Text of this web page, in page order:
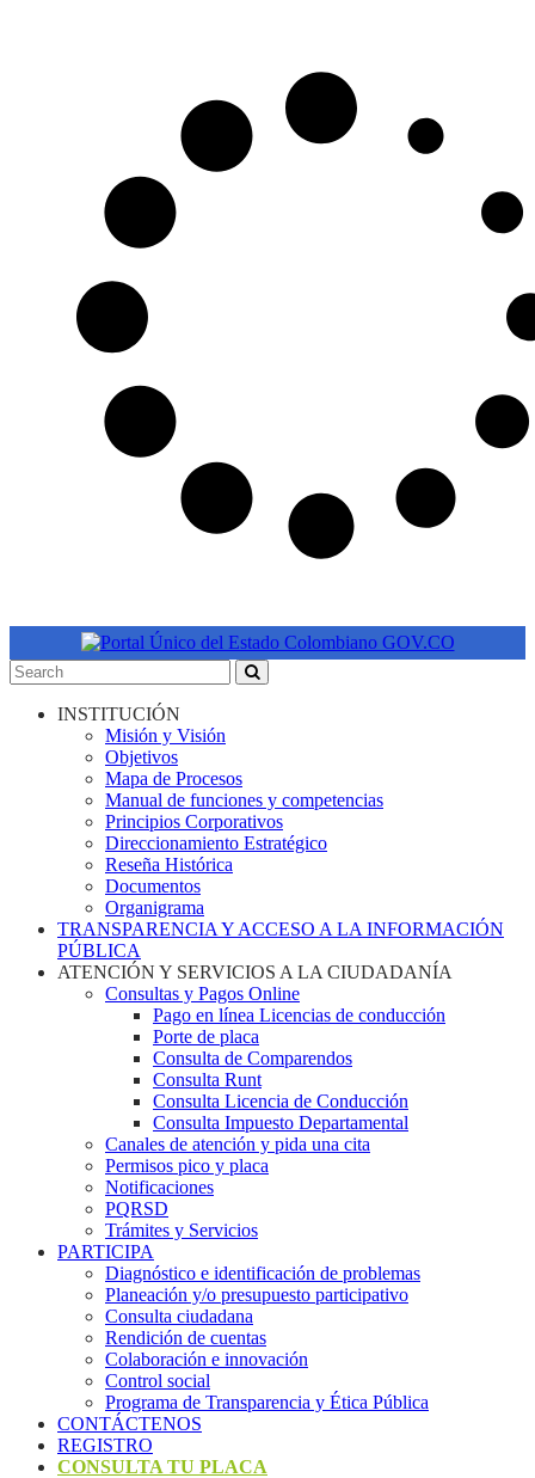
INSTITUCIÓN
Misión y Visión
Objetivos
Mapa de Procesos
Manual de funciones y competencias
Principios Corporativos
Direccionamiento Estratégico
Reseña Histórica
Documentos
Organigrama
TRANSPARENCIA Y ACCESO A LA INFORMACIÓN
PÚBLICA
ATENCIÓN Y SERVICIOS A LA CIUDADANÍA
Consultas y Pagos Online
Pago en línea Licencias de conducción
Porte de placa
Consulta de Comparendos
Consulta Runt
Consulta Licencia de Conducción
Consulta Impuesto Departamental
Canales de atención y pida una cita
Permisos pico y placa
Notificaciones
PQRSD
Trámites y Servicios
PARTICIPA
Diagnóstico e identificación de problemas
Planeación y/o presupuesto participativo​
Consulta ciudadana
Rendición de cuentas
Colaboración e innovación
Control social
Programa de Transparencia y Ética Pública
CONTÁCTENOS
REGISTRO
CONSULTA TU PLACA